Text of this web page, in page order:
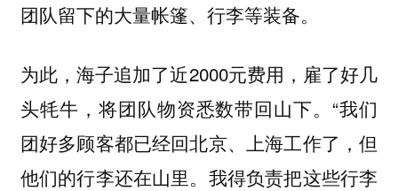
团队留下的大量帐篷、行李等装备。
为此，海子追加了近2000元费用，雇了好几
头牦牛，将团队物资悉数带回山下。“我们
团好多顾客都已经回北京、上海工作了，但
他们的行李还在山里。我得负责把这些行李